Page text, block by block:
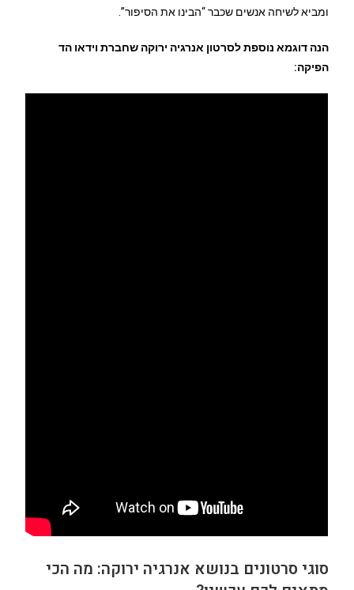
ומביא לשיחה אנשים שכבר “הבינו את הסיפור”.
הנה דוגמא נוספת לסרטון אנרגיה ירוקה שחברת וידאו הד
הפיקה:
סוגי סרטונים בנושא אנרגיה ירוקה: מה הכי